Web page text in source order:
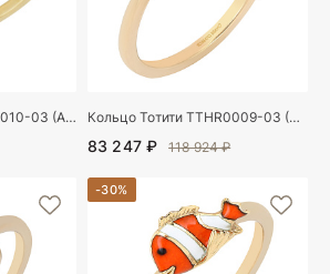
Кольцо Тотити TTHR0010-03 (Au 585) Кольцо Тотити TTHR0009-03 (Au 585)
83 247 ₽ 118 924 ₽
-30%